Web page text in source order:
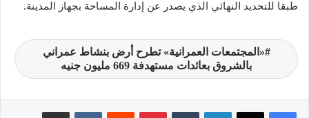
طبقا للتحديد النهائي الذي يصدر عن إدارة المساحة بجهاز المدينة.
«المجتمعات العمرانية» تطرح أرض بنشاط عمراني
بالشروق بعائدات مستهدفة 669 مليون جنيه
لينكدإن بينتيريست